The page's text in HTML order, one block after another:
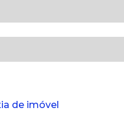
de imóvel